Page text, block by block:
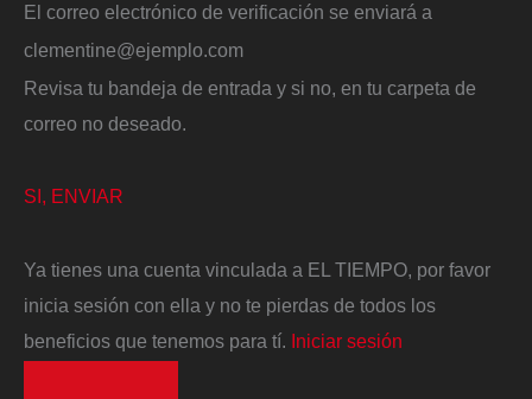
El correo electrónico de verificación se enviará a
clementine@ejemplo.com
Revisa tu bandeja de entrada y si no, en tu carpeta de
correo no deseado.
SI, ENVIAR
Ya tienes una cuenta vinculada a EL TIEMPO, por favor
inicia sesión con ella y no te pierdas de todos los
beneficios que tenemos para tí. Iniciar sesión